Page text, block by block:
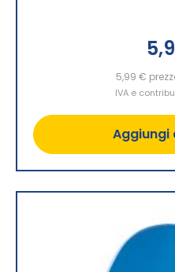
5,99 €
IVA e
Aggiungi